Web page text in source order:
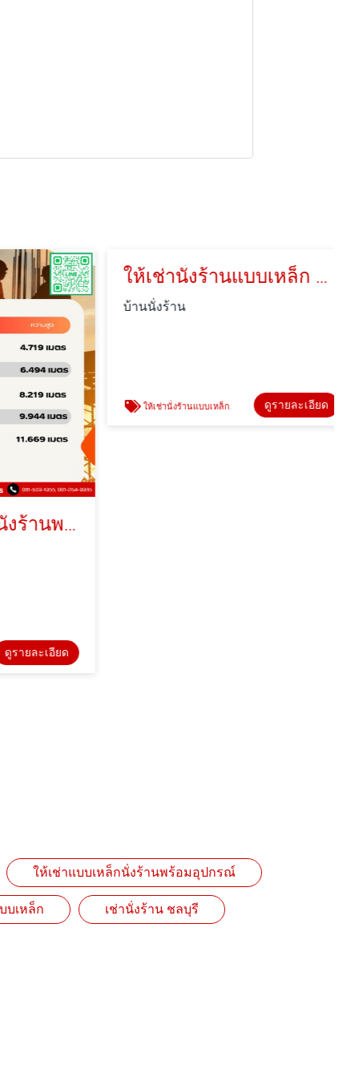
ให้เช่าแบบเหล็กนั่งร้านพร้อมอุปกรณ์ สมุทรปราการ
ยละเอียด
ให้เช่านั่งร้านแบบเหล็ก ฉะเชิงเทรา
บ้านนั่งร้าน
ให้เช่านั่งร้านแบบเหล็ก ดูรายละเอียด
ให้เช่าแบบเหล็กนั่งร้านพร้อมอุปกรณ์
บเหล็ก เช่านั่งร้าน ชลบุรี